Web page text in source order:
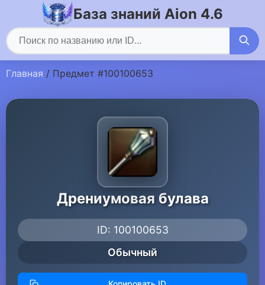
База знаний Aion 4.6
Главная / Предмет #100100653
Дрениумовая булава
ID: 100100653
Обычный